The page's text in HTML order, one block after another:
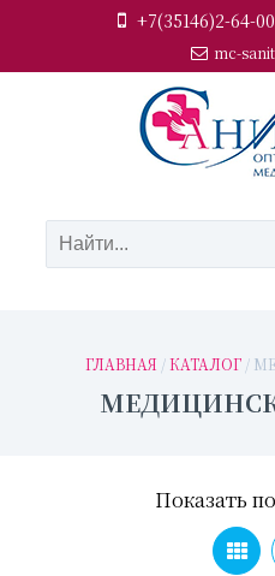
+7(35146)2-64-
mc-
ГЛАВНАЯ /КАТАЛОГ /
Показать